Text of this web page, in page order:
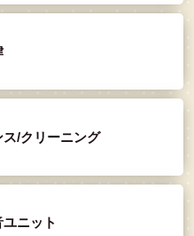
ス/クリーニング
ニット